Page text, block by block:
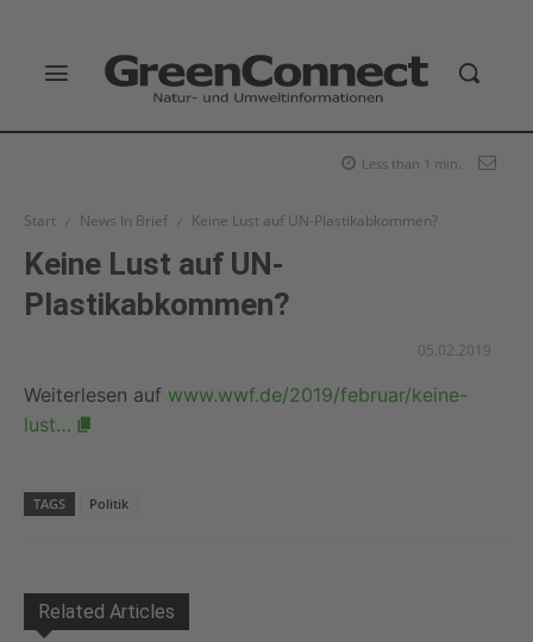
Less than 1 min.
Start News In Brief Keine Lust auf UN-Plastikabkommen?
Keine Lust auf UN-
Plastikabkommen?
05.02.2019
Weiterlesen auf www.wwf.de/2019/februar/keine-
lust…
TAGS Politik
Related Articles